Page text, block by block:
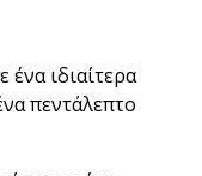
ένα ιδιαίτερα
πεντάλεπτο